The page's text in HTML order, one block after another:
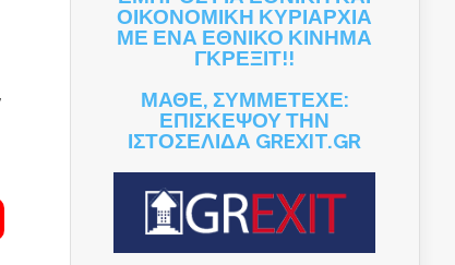
ΟΙΚΟΝΟΜΙΚΗ ΚΥΡΙΑΡΧΙΑ
ΜΕ ΕΝΑ ΕΘΝΙΚΟ ΚΙΝΗΜΑ
ΓΚΡΕΞΙΤ!!
ΜΑΘΕ, ΣΥΜΜΕΤΕΧΕ:
ΕΠΙΣΚΕΨΟΥ ΤΗΝ
ΙΣΤΟΣΕΛΙΔΑ GREXIT.GR